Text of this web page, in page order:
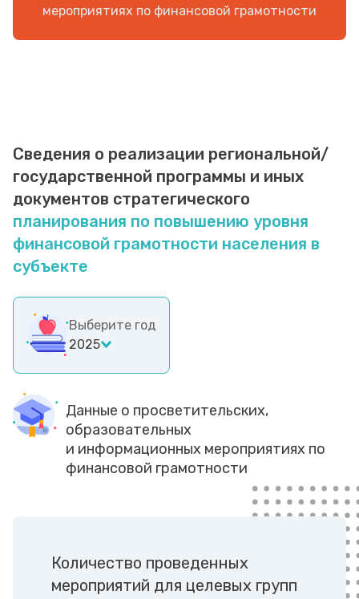
мероприятиях по финансовой грамотности
Сведения о реализации региональной/
государственной программы и иных
документов стратегического
планирования по повышению уровня
финансовой грамотности населения в
субъекте
Выберите год
2025
Данные о просветительских,
образовательных
и информационных мероприятиях по
финансовой грамотности
Количество проведенных
мероприятий для целевых групп